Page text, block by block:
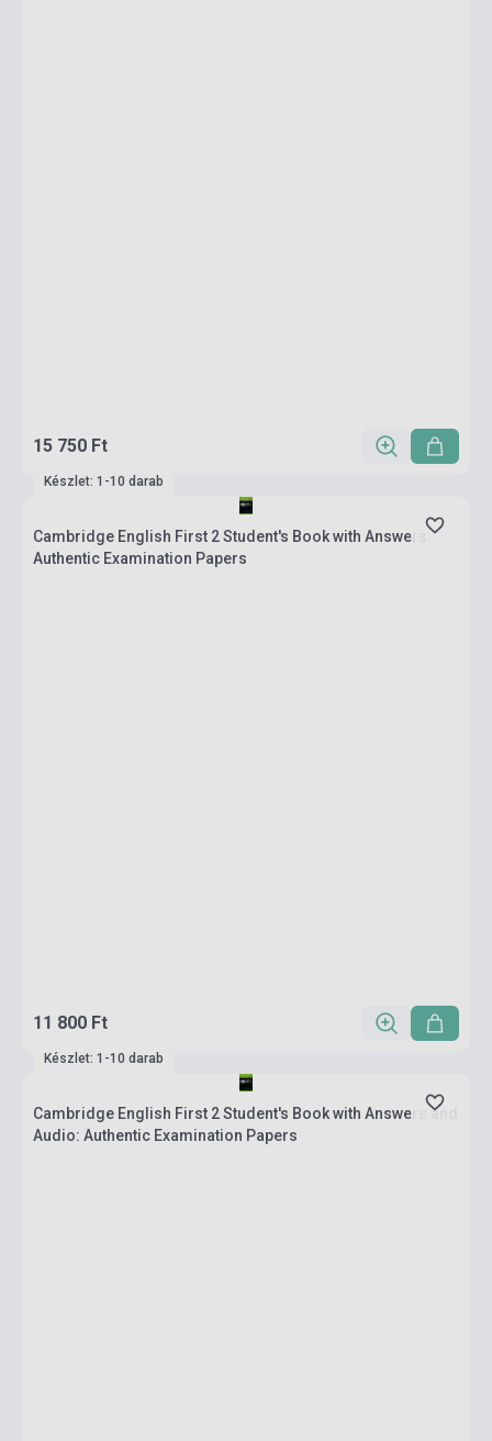
15 750 Ft
Készlet: 1-10 darab
Cambridge English First 2 Student's Book with Answers:
Authentic Examination Papers
11 800 Ft
Készlet: 1-10 darab
Cambridge English First 2 Student's Book with Answers and
Audio: Authentic Examination Papers